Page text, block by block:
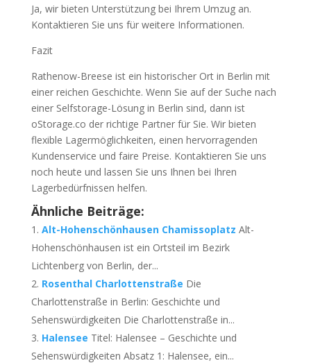
Ja, wir bieten Unterstützung bei Ihrem Umzug an.
Kontaktieren Sie uns für weitere Informationen.
Fazit
Rathenow-Breese ist ein historischer Ort in Berlin mit
einer reichen Geschichte. Wenn Sie auf der Suche nach
einer Selfstorage-Lösung in Berlin sind, dann ist
oStorage.co der richtige Partner für Sie. Wir bieten
flexible Lagermöglichkeiten, einen hervorragenden
Kundenservice und faire Preise. Kontaktieren Sie uns
noch heute und lassen Sie uns Ihnen bei Ihren
Lagerbedürfnissen helfen.
Ähnliche Beiträge:
Alt-Hohenschönhausen Chamissoplatz Alt-
Hohenschönhausen ist ein Ortsteil im Bezirk
Lichtenberg von Berlin, der...
Rosenthal Charlottenstraße Die
Charlottenstraße in Berlin: Geschichte und
Sehenswürdigkeiten Die Charlottenstraße in...
Halensee Titel: Halensee – Geschichte und
Sehenswürdigkeiten Absatz 1: Halensee, ein...